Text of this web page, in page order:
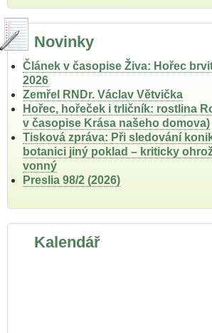
Novinky
Článek v časopise Živa: Hořec
2026
Zemřel RNDr. Václav Větvička
Hořec, hořeček i trličník: rostlina
v časopise Krása našeho domova)
Tisková zpráva: Při sledování
botanici jiný poklad – kriticky
vonný
Preslia 98/2 (2026)
Kalendář